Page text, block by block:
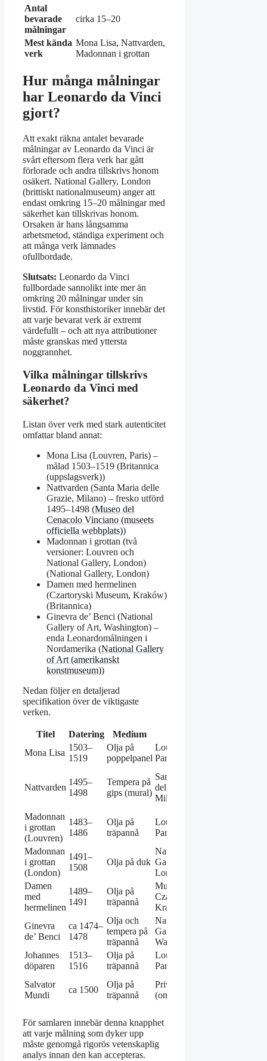
Antal
bevarade
målningar
cirka 15–20
Mest kända
verk
Mona Lisa, Nattvarden,
Madonnan i grottan
Hur många målningar
har Leonardo da Vinci
gjort?
Att exakt räkna antalet bevarade
målningar av Leonardo da Vinci är
svårt eftersom flera verk har gått
förlorade och andra tillskrivs honom
osäkert. National Gallery, London
(brittiskt nationalmuseum) anger att
endast omkring 15–20 målningar med
säkerhet kan tillskrivas honom.
Orsaken är hans långsamma
arbetsmetod, ständiga experiment och
att många verk lämnades
ofullbordade.
Slutsats: Leonardo da Vinci
fullbordade sannolikt inte mer än
omkring 20 målningar under sin
livstid. För konsthistoriker innebär det
att varje bevarat verk är extremt
värdefullt – och att nya attributioner
måste granskas med yttersta
noggrannhet.
Vilka målningar tillskrivs
Leonardo da Vinci med
säkerhet?
Listan över verk med stark autenticitet
omfattar bland annat:
Mona Lisa (Louvren, Paris) –
målad 1503–1519 (Britannica
(uppslagsverk))
Nattvarden (Santa Maria delle
Grazie, Milano) – fresko utförd
1495–1498 (Museo del
Cenacolo Vinciano (museets
officiella webbplats))
Madonnan i grottan (två
versioner: Louvren och
National Gallery, London)
(National Gallery, London)
Damen med hermelinen
(Czartoryski Museum, Kraków)
(Britannica)
Ginevra de’ Benci (National
Gallery of Art, Washington) –
enda Leonardomålningen i
Nordamerika (National Gallery
of Art (amerikanskt
konstmuseum))
Nedan följer en detaljerad
specifikation över de viktigaste
verken.
Titel Datering Medium
Mona Lisa
1503–
1519
Olja på
poppelpanel
Louvren,
Paris
Nattvarden
1495–
1498
Tempera på
gips (mural)
Santa Maria
delle Grazie,
Milano
Madonnan
i grottan
(Louvren)
1483–
1486
Olja på
träpannå
Louvren,
Paris
Madonnan
i grottan
(London)
1491–
1508
Olja på duk
National
Gallery,
London
Damen
med
hermelinen
1489–
1491
Olja på
träpannå
Muzeum
Czartoryskich,
Kraków
Ginevra
de’ Benci
ca 1474–
1478
Olja och
tempera på
träpannå
National
Gallery of Art,
Washington
Johannes
döparen
1513–
1516
Olja på
träpannå
Louvren,
Paris
Salvator
Mundi
ca 1500
Olja på
träpannå
Privat ägo
(omstridd)
För samlaren innebär denna knapphet
att varje målning som dyker upp
måste genomgå rigorös vetenskaplig
analys innan den kan accepteras.